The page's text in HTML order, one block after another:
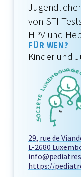
von STI-
HPV und
FÜR WEN?
Kinder und
29, rue de
L-2680
https://